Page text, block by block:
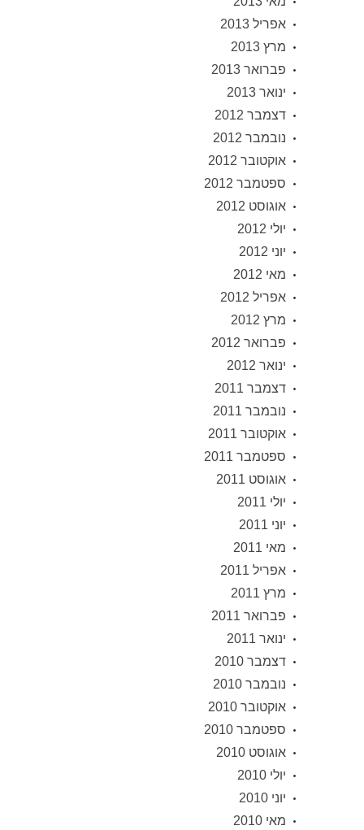
אפריל 2013
מרץ 2013
פברואר 2013
ינואר 2013
דצמבר 2012
נובמבר 2012
אוקטובר 2012
ספטמבר 2012
אוגוסט 2012
יולי 2012
יוני 2012
מאי 2012
אפריל 2012
מרץ 2012
פברואר 2012
ינואר 2012
דצמבר 2011
נובמבר 2011
אוקטובר 2011
ספטמבר 2011
אוגוסט 2011
יולי 2011
יוני 2011
מאי 2011
אפריל 2011
מרץ 2011
פברואר 2011
ינואר 2011
דצמבר 2010
נובמבר 2010
אוקטובר 2010
ספטמבר 2010
אוגוסט 2010
יולי 2010
יוני 2010
מאי 2010